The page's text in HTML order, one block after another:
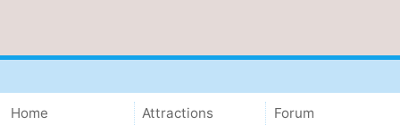
Home
Attractions
Forum